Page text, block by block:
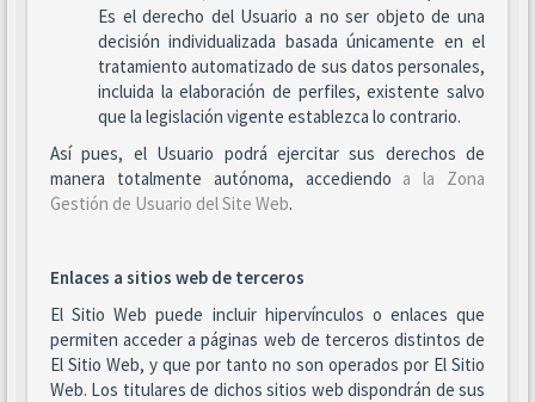
Es el derecho del Usuario a no ser objeto de una
decisión individualizada basada únicamente en el
tratamiento automatizado de sus datos personales,
incluida la elaboración de perfiles, existente salvo
que la legislación vigente establezca lo contrario.
Así pues, el Usuario podrá ejercitar sus derechos de
manera totalmente autónoma, accediendo a la Zona
Gestión de Usuario del Site Web.
Enlaces a sitios web de terceros
El Sitio Web puede incluir hipervínculos o enlaces que
permiten acceder a páginas web de terceros distintos de
El Sitio Web, y que por tanto no son operados por El Sitio
Web. Los titulares de dichos sitios web dispondrán de sus